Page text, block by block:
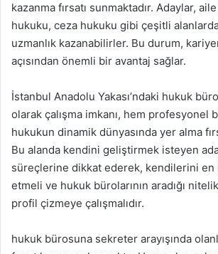
kazanma fırsatı sunmaktadır. Adaylar,
hukuku, ceza hukuku gibi çeşitli
uzmanlık kazanabilirler. Bu durum,
açısından önemli bir avantaj sağlar.
İstanbul Anadolu Yakası’ndaki hukuk
olarak çalışma imkanı, hem profesyonel
hukukun dinamik dünyasında yer alma
Bu alanda kendini geliştirmek isteyen
süreçlerine dikkat ederek, kendilerini en
etmeli ve hukuk bürolarının aradığı
profil çizmeye çalışmalıdır.
hukuk bürosuna sekreter arayışında